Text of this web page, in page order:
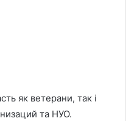
як ветерани, так і
та НУО.